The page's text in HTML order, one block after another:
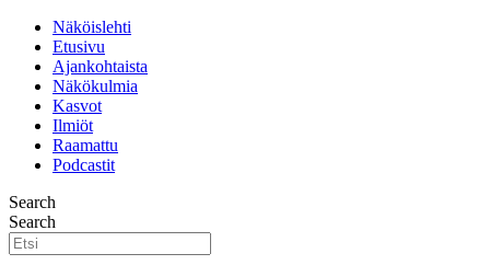
Näköislehti
Etusivu
Ajankohtaista
Näkökulmia
Kasvot
Ilmiöt
Raamattu
Podcastit
Search
Search